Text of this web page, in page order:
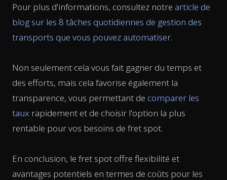
Pour plus d'informations, consultez notre article de
blog sur les 8 tâches quotidiennes de gestion des
transports que vous pouvez automatiser.
Non seulement cela vous fait gagner du temps et
des efforts, mais cela favorise également la
transparence, vous permettant de comparer les
taux rapidement et de choisir l'option la plus
rentable pour vos besoins de fret spot.
En conclusion, le fret spot offre flexibilité et
avantages potentiels en termes de coûts pour les